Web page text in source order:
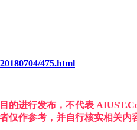
475.html
的进行发布，不代表
仅作参考，并自行核实相关